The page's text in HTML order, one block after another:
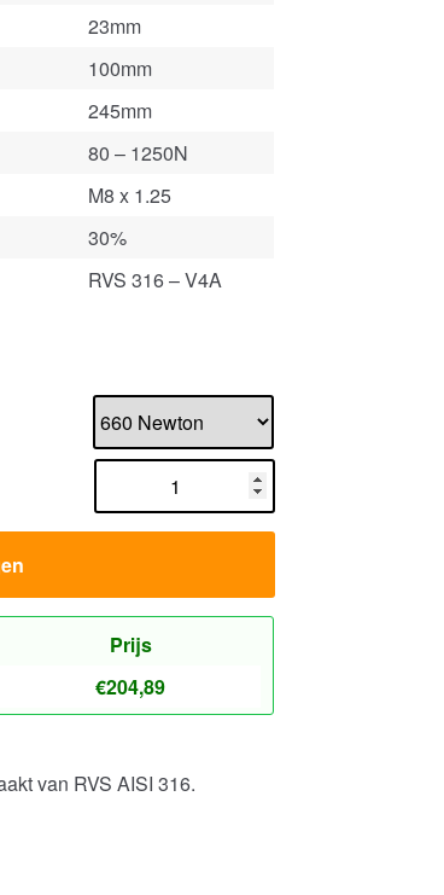
23mm
100mm
245mm
80 – 1250N
M8 x 1.25
30%
RVS 316 – V4A
Prijs
€204,89
van RVS AISI 316.